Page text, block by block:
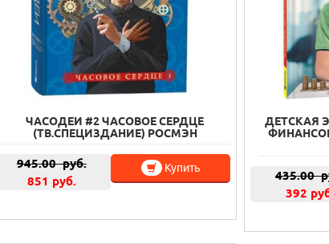
ЧАСОДЕИ #2 ЧАСОВОЕ СЕРДЦЕ
(ТВ.СПЕЦИЗДАНИЕ) РОСМЭН
945.00руб.
851 руб.
Купить
ДЕТСКАЯ
435.00
392